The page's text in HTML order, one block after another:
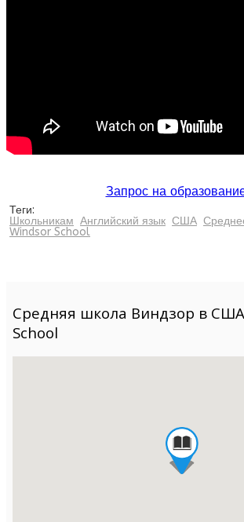
Запрос на
Теги:
Школьникам Английский язык США
Windsor School
Средняя школа Виндзор в
School